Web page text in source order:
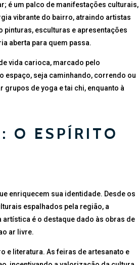
é um palco de manifestações culturais,
vibrante do bairro, atraindo artistas
pinturas, esculturas e apresentações
aberta para quem passa.
vida carioca, marcado pelo
espaço, seja caminhando, correndo ou
grupos de yoga e tai chi, enquanto à
O ESPÍRITO
enriquecem sua identidade. Desde os
espalhados pela região, a
é o destaque dado às obras de
ar livre.
e literatura. As feiras de artesanato e